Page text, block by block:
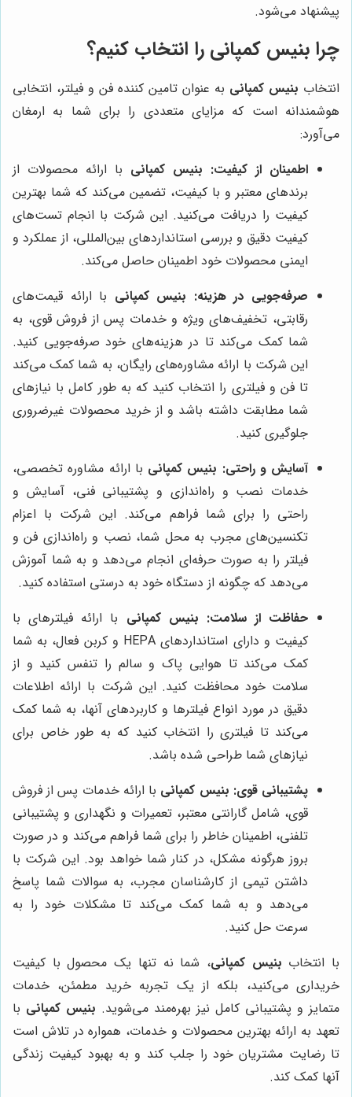
پیشنهاد می‌شود.
چرا بنیس کمپانی را انتخاب کنیم؟
انتخاب بنیس کمپانی به عنوان تامین کننده فن و فیلتر، انتخابی
هوشمندانه است که مزایای متعددی را برای شما به ارمغان
می‌آورد:
اطمینان از کیفیت: بنیس کمپانی با ارائه محصولات از
برندهای معتبر و با کیفیت، تضمین می‌کند که شما بهترین
کیفیت را دریافت می‌کنید. این شرکت با انجام تست‌های
کیفیت دقیق و بررسی استانداردهای بین‌المللی، از عملکرد و
ایمنی محصولات خود اطمینان حاصل می‌کند.
صرفه‌جویی در هزینه: بنیس کمپانی با ارائه قیمت‌های
رقابتی، تخفیف‌های ویژه و خدمات پس از فروش قوی، به
شما کمک می‌کند تا در هزینه‌های خود صرفه‌جویی کنید.
این شرکت با ارائه مشاوره‌های رایگان، به شما کمک می‌کند
تا فن و فیلتری را انتخاب کنید که به طور کامل با نیازهای
شما مطابقت داشته باشد و از خرید محصولات غیرضروری
جلوگیری کنید.
آسایش و راحتی: بنیس کمپانی با ارائه مشاوره تخصصی،
خدمات نصب و راه‌اندازی و پشتیبانی فنی، آسایش و
راحتی را برای شما فراهم می‌کند. این شرکت با اعزام
تکنسین‌های مجرب به محل شما، نصب و راه‌اندازی فن و
فیلتر را به صورت حرفه‌ای انجام می‌دهد و به شما آموزش
می‌دهد که چگونه از دستگاه خود به درستی استفاده کنید.
حفاظت از سلامت: بنیس کمپانی با ارائه فیلترهای با
کیفیت و دارای استانداردهای HEPA و کربن فعال، به شما
کمک می‌کند تا هوایی پاک و سالم را تنفس کنید و از
سلامت خود محافظت کنید. این شرکت با ارائه اطلاعات
دقیق در مورد انواع فیلترها و کاربردهای آنها، به شما کمک
می‌کند تا فیلتری را انتخاب کنید که به طور خاص برای
نیازهای شما طراحی شده باشد.
پشتیبانی قوی: بنیس کمپانی با ارائه خدمات پس از فروش
قوی، شامل گارانتی معتبر، تعمیرات و نگهداری و پشتیبانی
تلفنی، اطمینان خاطر را برای شما فراهم می‌کند و در صورت
بروز هرگونه مشکل، در کنار شما خواهد بود. این شرکت با
داشتن تیمی از کارشناسان مجرب، به سوالات شما پاسخ
می‌دهد و به شما کمک می‌کند تا مشکلات خود را به
سرعت حل کنید.
با انتخاب بنیس کمپانی، شما نه تنها یک محصول با کیفیت
خریداری می‌کنید، بلکه از یک تجربه خرید مطمئن، خدمات
متمایز و پشتیبانی کامل نیز بهره‌مند می‌شوید. بنیس کمپانی با
تعهد به ارائه بهترین محصولات و خدمات، همواره در تلاش است
تا رضایت مشتریان خود را جلب کند و به بهبود کیفیت زندگی
آنها کمک کند.